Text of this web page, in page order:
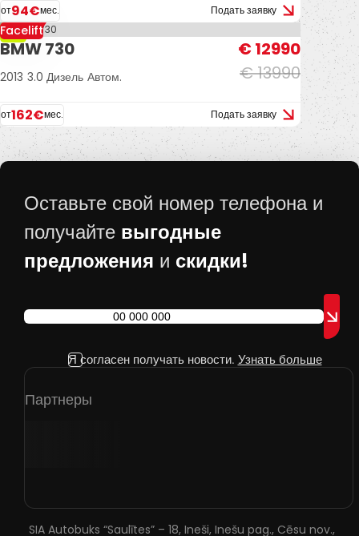
от94€мес. Подать заявку
-7%
Facelift
BMW 730
€ 13990
€ 12990
2013 3.0 Дизель Автом.
от162€мес. Подать заявку
Оставьте свой номер телефона и
получайте выгодные
предложения и скидки!
Я согласен получать новости. Узнать больше
Партнеры
SIA Autobuks “Saulītes” – 18, Ineši, Inešu pag., Cēsu nov.,